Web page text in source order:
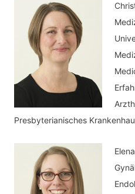
Presbyterianisches